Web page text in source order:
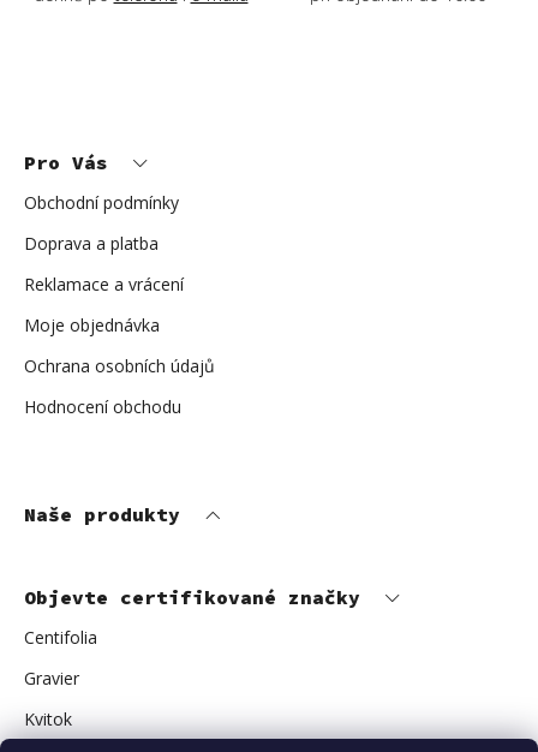
Pro Vás
Obchodní podmínky
Doprava a platba
Reklamace a vrácení
Moje objednávka
Ochrana osobních údajů
Hodnocení obchodu
Naše produkty
Objevte certifikované značky
Centifolia
Gravier
Kvitok